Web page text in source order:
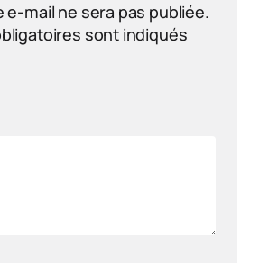
e-mail ne sera pas publiée.
sont indiqués